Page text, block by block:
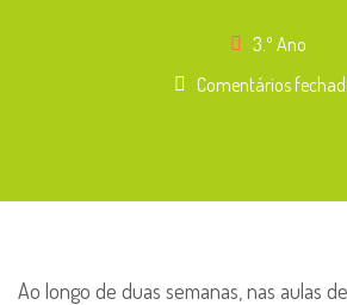
3.º Ano
Comentários
Ao longo de duas semanas, nas aulas